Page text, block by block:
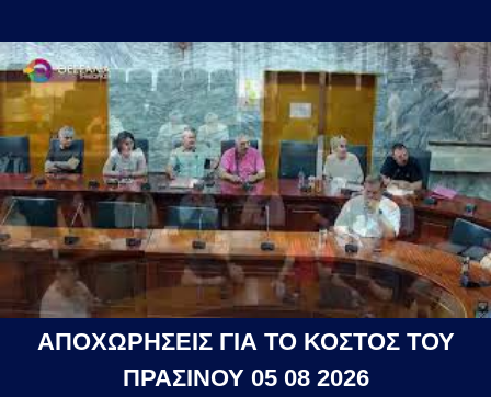
ΑΠΟΧΩΡΗΣΕΙΣ ΓΙΑ ΤΟ ΚΟΣΤΟΣ ΤΟΥ
ΠΡΑΣΙΝΟΥ 05 08 2026